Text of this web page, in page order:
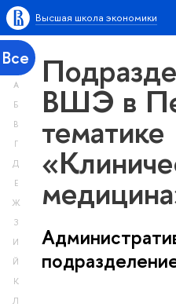
Высшая школа экономики
Все
А
Б
В
Г
Д
Е
Ж
З
И
Й
К
Л
ВШЭ в
тематике